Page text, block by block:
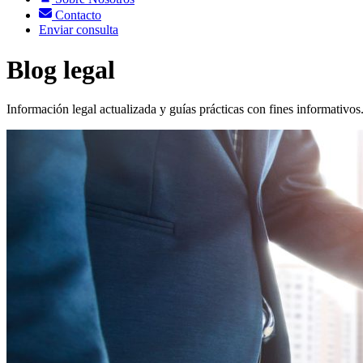
Contacto
Enviar consulta
Blog legal
Información legal actualizada y guías prácticas con fines informativos.